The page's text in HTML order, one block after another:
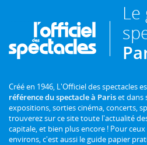
Créé en 1946, L'Officiel des spectacles
référence du spectacle à Pariset dans
expositions, sorties cinéma, concerts,
trouverez sur ce site toute l'actualité
capitale, et bien plus encore ! Pour
environs, c'est aussi le guide papier